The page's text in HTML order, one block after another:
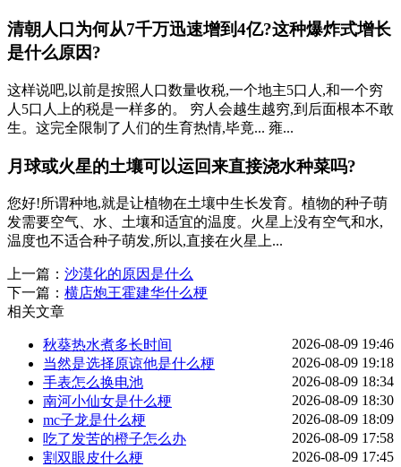
清朝人口为何从7千万迅速增到4亿?这种爆炸式增长
是什么原因?
这样说吧,以前是按照人口数量收税,一个地主5口人,和一个穷
人5口人上的税是一样多的。 穷人会越生越穷,到后面根本不敢
生。这完全限制了人们的生育热情,毕竟... 雍...
月球或火星的土壤可以运回来直接浇水种菜吗?
您好!所谓种地,就是让植物在土壤中生长发育。植物的种子萌
发需要空气、水、土壤和适宜的温度。火星上没有空气和水,
温度也不适合种子萌发,所以,直接在火星上...
上一篇： 沙漠化的原因是什么
下一篇： 横店炮王霍建华什么梗
相关文章
秋葵热水煮多长时间
2026-08-09 19:46
当然是选择原谅他是什么梗
2026-08-09 19:18
手表怎么换电池
2026-08-09 18:34
南河小仙女是什么梗
2026-08-09 18:30
mc子龙是什么梗
2026-08-09 18:09
吃了发苦的橙子怎么办
2026-08-09 17:58
割双眼皮什么梗
2026-08-09 17:45